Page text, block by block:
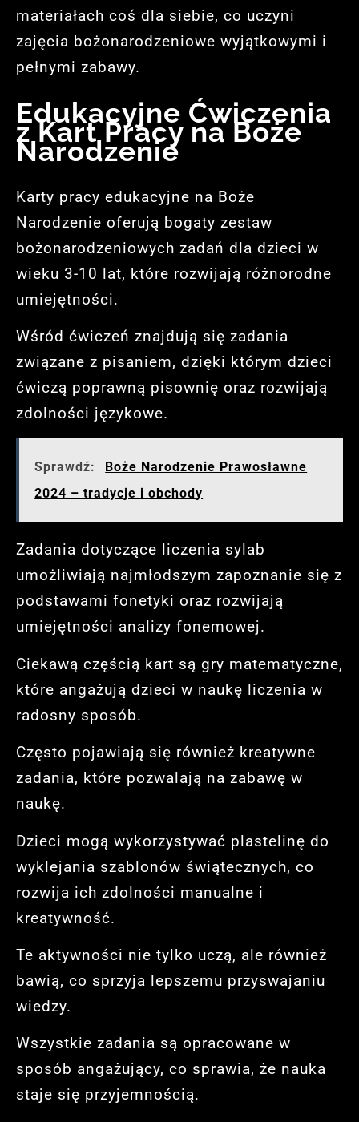
materiałach coś dla siebie, co uczyni
zajęcia bożonarodzeniowe wyjątkowymi i
pełnymi zabawy.
Edukacyjne Ćwiczenia
z Kart Pracy na Boże
Narodzenie
Karty pracy edukacyjne na Boże
Narodzenie oferują bogaty zestaw
bożonarodzeniowych zadań dla dzieci w
wieku 3-10 lat, które rozwijają różnorodne
umiejętności.
Wśród ćwiczeń znajdują się zadania
związane z pisaniem, dzięki którym dzieci
ćwiczą poprawną pisownię oraz rozwijają
zdolności językowe.
Sprawdź:
Boże Narodzenie Prawosławne
2024 – tradycje i obchody
Zadania dotyczące liczenia sylab
umożliwiają najmłodszym zapoznanie się z
podstawami fonetyki oraz rozwijają
umiejętności analizy fonemowej.
Ciekawą częścią kart są gry matematyczne,
które angażują dzieci w naukę liczenia w
radosny sposób.
Często pojawiają się również kreatywne
zadania, które pozwalają na zabawę w
naukę.
Dzieci mogą wykorzystywać plastelinę do
wyklejania szablonów świątecznych, co
rozwija ich zdolności manualne i
kreatywność.
Te aktywności nie tylko uczą, ale również
bawią, co sprzyja lepszemu przyswajaniu
wiedzy.
Wszystkie zadania są opracowane w
sposób angażujący, co sprawia, że nauka
staje się przyjemnością.